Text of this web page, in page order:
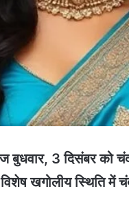
बुधवार, 3 दिसंबर को
खगोलीय स्थिति में